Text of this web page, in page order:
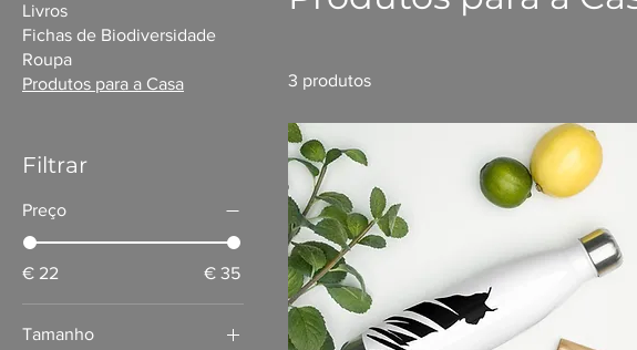
Livros
Fichas de Biodiversidade
Roupa
Produtos para a Casa
Filtrar
Preço
€ 22 € 35
Tamanho
3 produtos